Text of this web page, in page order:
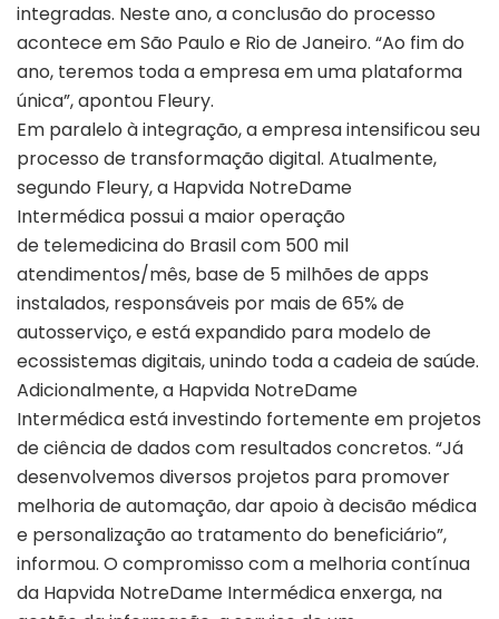
integradas. Neste ano, a conclusão do processo
acontece em São Paulo e Rio de Janeiro. “Ao fim do
ano, teremos toda a empresa em uma plataforma
única”, apontou Fleury.
Em paralelo à integração, a empresa intensificou seu
processo de transformação digital. Atualmente,
segundo Fleury, a Hapvida NotreDame
Intermédica possui a maior operação
de telemedicina do Brasil com 500 mil
atendimentos/mês, base de 5 milhões de apps
instalados, responsáveis por mais de 65% de
autosserviço, e está expandido para modelo de
ecossistemas digitais, unindo toda a cadeia de saúde.
Adicionalmente, a Hapvida NotreDame
Intermédica está investindo fortemente em projetos
de ciência de dados com resultados concretos. “Já
desenvolvemos diversos projetos para promover
melhoria de automação, dar apoio à decisão médica
e personalização ao tratamento do beneficiário”,
informou. O compromisso com a melhoria contínua
da Hapvida NotreDame Intermédica enxerga, na